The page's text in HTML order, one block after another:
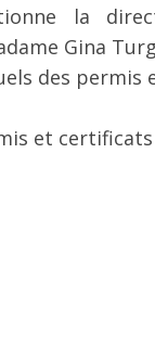
la
Gina
des permis
et certificats